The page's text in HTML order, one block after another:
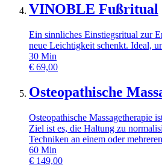
VINOBLE Fußritual
Ein sinnliches Einstiegsritual zur
neue Leichtigkeit schenkt. Ideal,
30 Min
€ 69,00
Osteopathische
Osteopathische Massagetherapie
Ziel ist es, die Haltung zu
Techniken an einem oder
60 Min
€ 149,00